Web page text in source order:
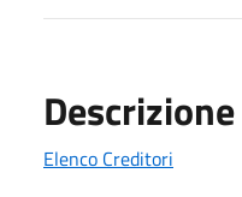
Descrizione
Elenco Creditori